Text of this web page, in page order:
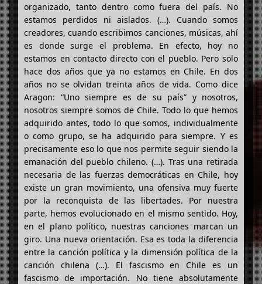
organizado, tanto dentro como fuera del país. No
estamos perdidos ni aislados. (…). Cuando somos
creadores, cuando escribimos canciones, músicas, ahí
es donde surge el problema. En efecto, hoy no
estamos en contacto directo con el pueblo. Pero solo
hace dos años que ya no estamos en Chile. En dos
años no se olvidan treinta años de vida. Como dice
Aragon: “Uno siempre es de su país” y nosotros,
nosotros siempre somos de Chile. Todo lo que hemos
adquirido antes, todo lo que somos, individualmente
o como grupo, se ha adquirido para siempre. Y es
precisamente eso lo que nos permite seguir siendo la
emanación del pueblo chileno. (…). Tras una retirada
necesaria de las fuerzas democráticas en Chile, hoy
existe un gran movimiento, una ofensiva muy fuerte
por la reconquista de las libertades. Por nuestra
parte, hemos evolucionado en el mismo sentido. Hoy,
en el plano político, nuestras canciones marcan un
giro. Una nueva orientación. Esa es toda la diferencia
entre la canción política y la dimensión política de la
canción chilena (…). El fascismo en Chile es un
fascismo de importación. No tiene absolutamente